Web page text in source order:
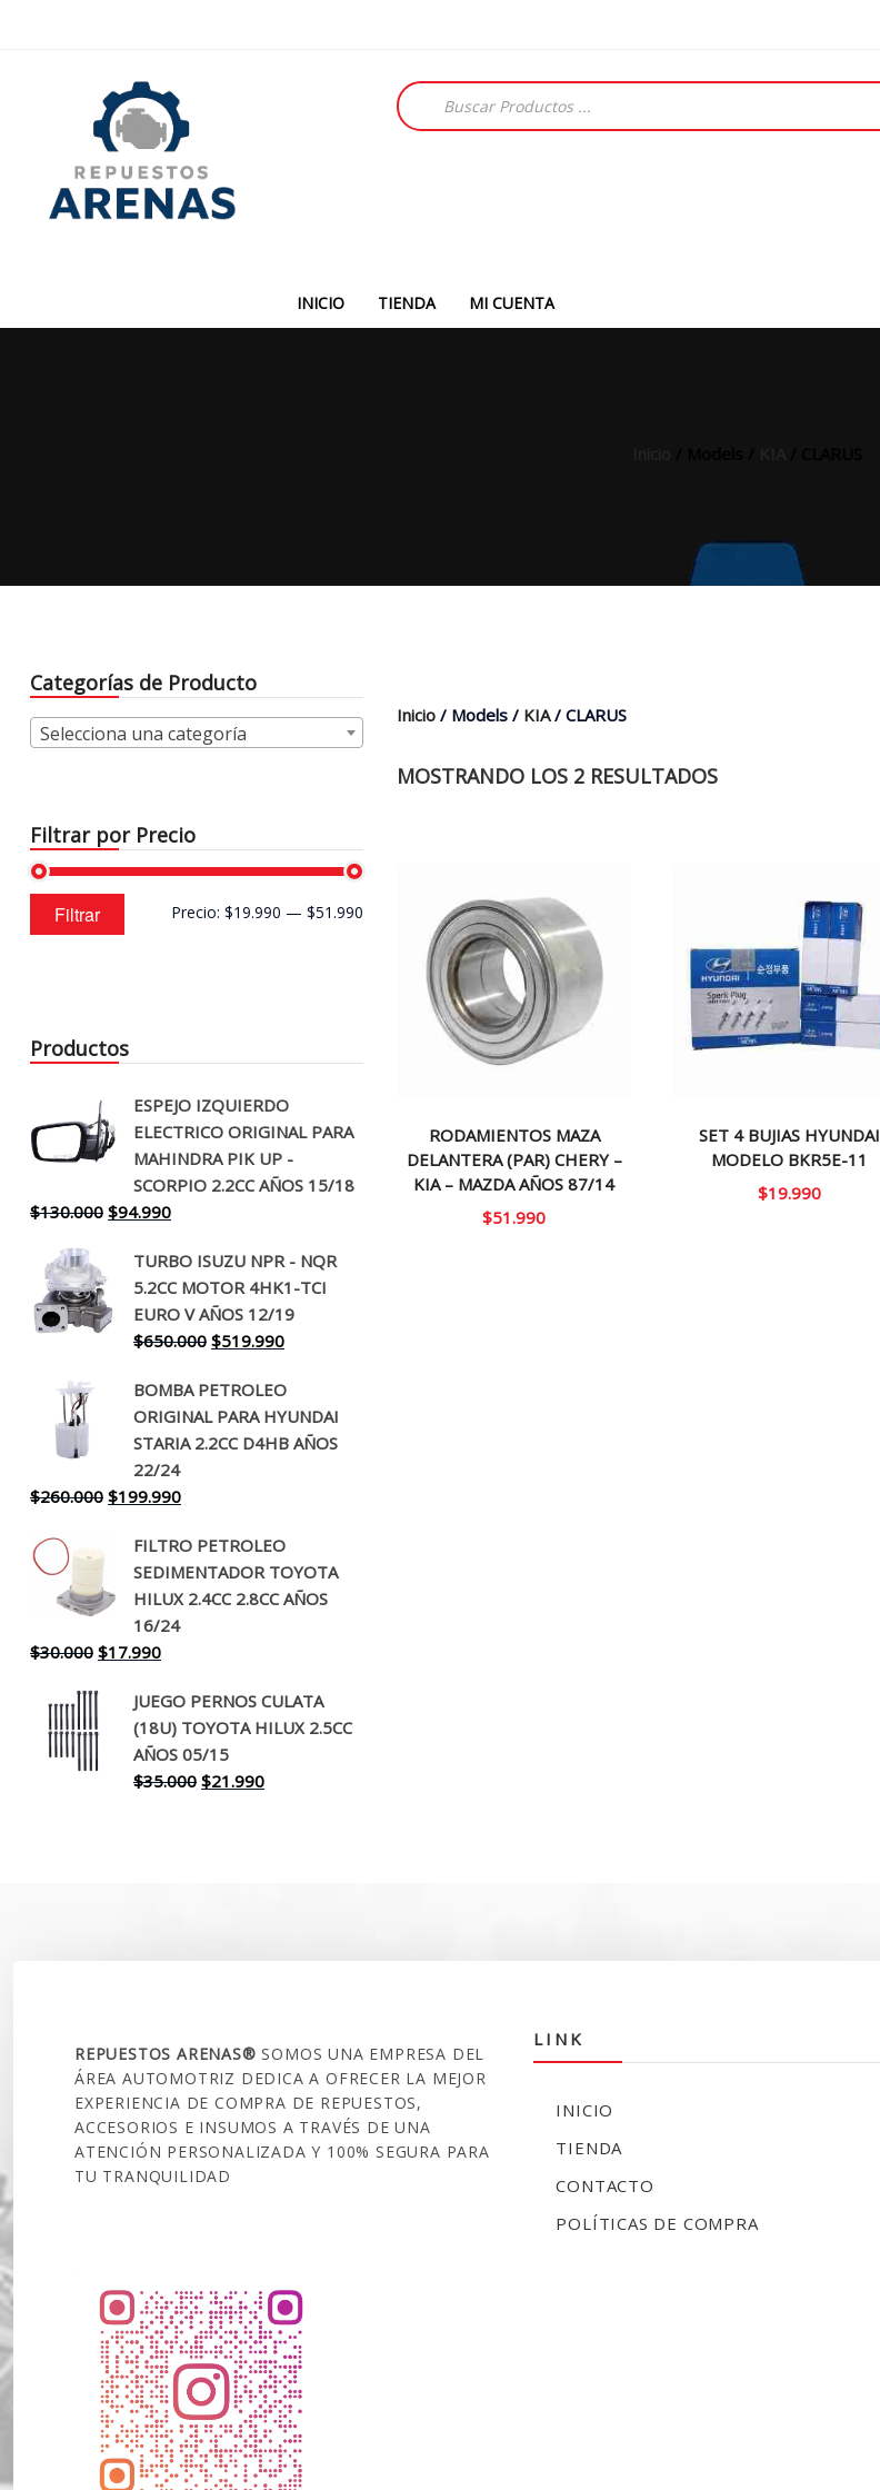
Búsqueda
de
productos
INICIO TIENDA MI CUENTA
Categorías de Producto
Selecciona una categoría
Filtrar por Precio
Precio
mínimo
Precio
máximo
Filtrar Precio: $19.990 — $51.990
Productos
ESPEJO IZQUIERDO
ELECTRICO ORIGINAL PARA
MAHINDRA PIK UP -
SCORPIO 2.2CC AÑOS 15/18
$130.000 El
original
era:
$130.000.
$94.990El
actual
es:
$94.990.
TURBO ISUZU NPR - NQR
5.2CC MOTOR 4HK1-TCI
EURO V AÑOS 12/19
$650.000 El
original
era:
$650.000.
$519.990El
actual
es:
$519.990.
BOMBA PETROLEO
ORIGINAL PARA HYUNDAI
STARIA 2.2CC D4HB AÑOS
22/24
$260.000 El
original
era:
$260.000.
$199.990El
actual
es:
$199.990.
FILTRO PETROLEO
SEDIMENTADOR TOYOTA
HILUX 2.4CC 2.8CC AÑOS
16/24
$30.000 El
original
era:
$30.000.
$17.990El
actual
es:
$17.990.
JUEGO PERNOS CULATA
(18U) TOYOTA HILUX 2.5CC
AÑOS 05/15
$35.000 El
$21.990El
Inicio / Models / KIA/ CLARUS
MOSTRANDO LOS 2 RESULTADOS
RODAMIENTOS MAZA
DELANTERA (PAR) CHERY –
KIA – MAZDA AÑOS 87/14
$51.990
SET 4 BUJIAS HYUNDAI
MODELO BKR5E-11
$19.990
REPUESTOS ARENAS®SOMOS UNA EMPRESA DEL
ÁREA AUTOMOTRIZ DEDICA A OFRECER LA MEJOR
EXPERIENCIA DE COMPRA DE REPUESTOS,
ACCESORIOS E INSUMOS A TRAVÉS DE UNA
ATENCIÓN PERSONALIZADA Y 100% SEGURA PARA
TU TRANQUILIDAD
LINK
INICIO
TIENDA
CONTACTO
POLÍTICAS DE COMPRA